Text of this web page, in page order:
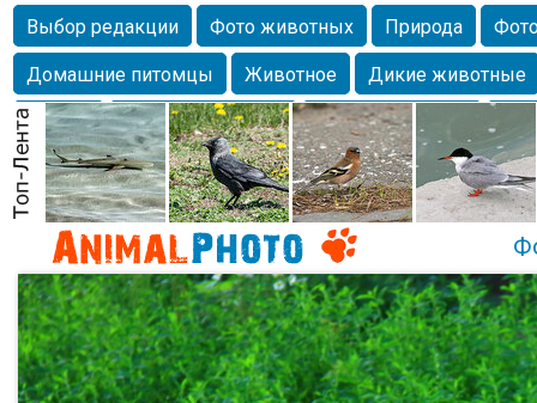
Выбор редакции Фото животных Природа
Домашние питомцы
Животное
Дикие животные
Собаки
Alexanderandronik Млекопитающие
Морда
Собачка Осень Портрет
Домашние
Насекомое
Коты Lebert Дикие птицы Утка